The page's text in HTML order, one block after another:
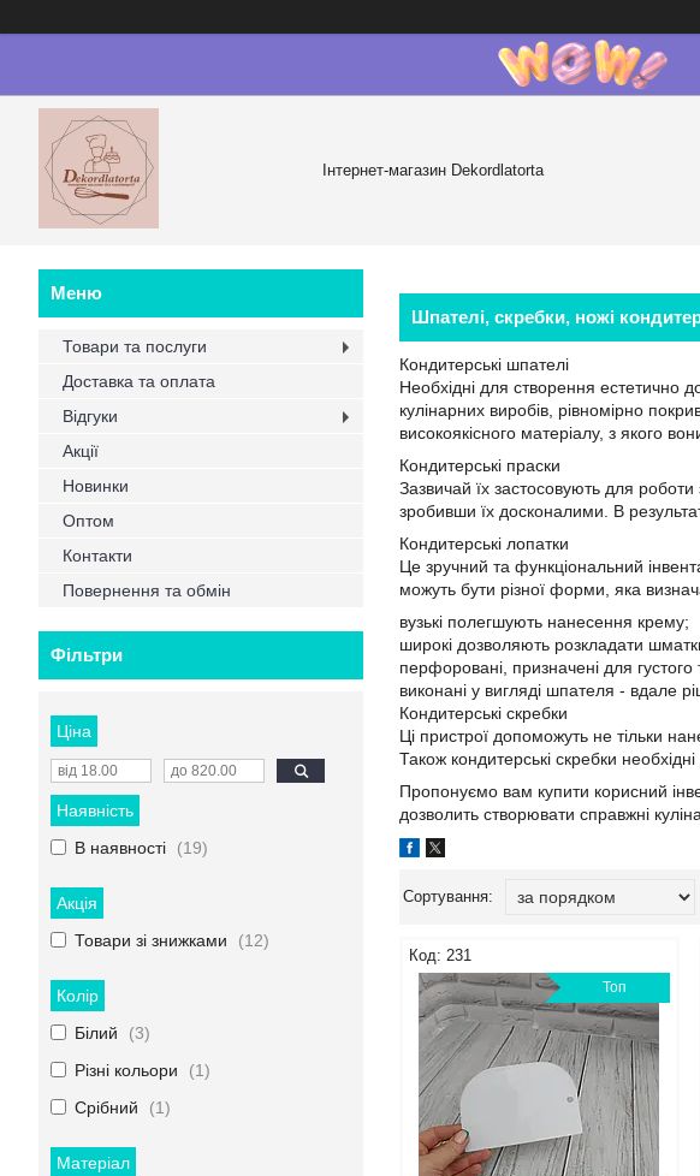
Інтернет-магазин Dekordlatorta
Шпателі, скребки, ножі
Кондитерські шпателі
Необхідні для створення естетично
кулінарних виробів, рівномірно
високоякісного матеріалу, з якого
Кондитерські праски
Зазвичай їх застосовують для
зробивши їх досконалими. В
Кондитерські лопатки
Це зручний та функціональний
можуть бути різної форми, яка
вузькі полегшують нанесення крему;
широкі дозволяють розкладати
перфоровані, призначені для густого
виконані у вигляді шпателя - вдале
Кондитерські скребки
Ці пристрої допоможуть не тільки
Також кондитерські скребки
Пропонуємо вам купити корисний
дозволить створювати справжні
231
Топ
Товари та послуги
Доставка та оплата
Відгуки
Акції
Новинки
Оптом
Контакти
Повернення та обмін
Фільтри
Ціна
Наявність
В наявності
19
Акція
Товари зі знижками
12
Колір
Білий
3
Різні кольори
1
Срібний
1
Матеріал